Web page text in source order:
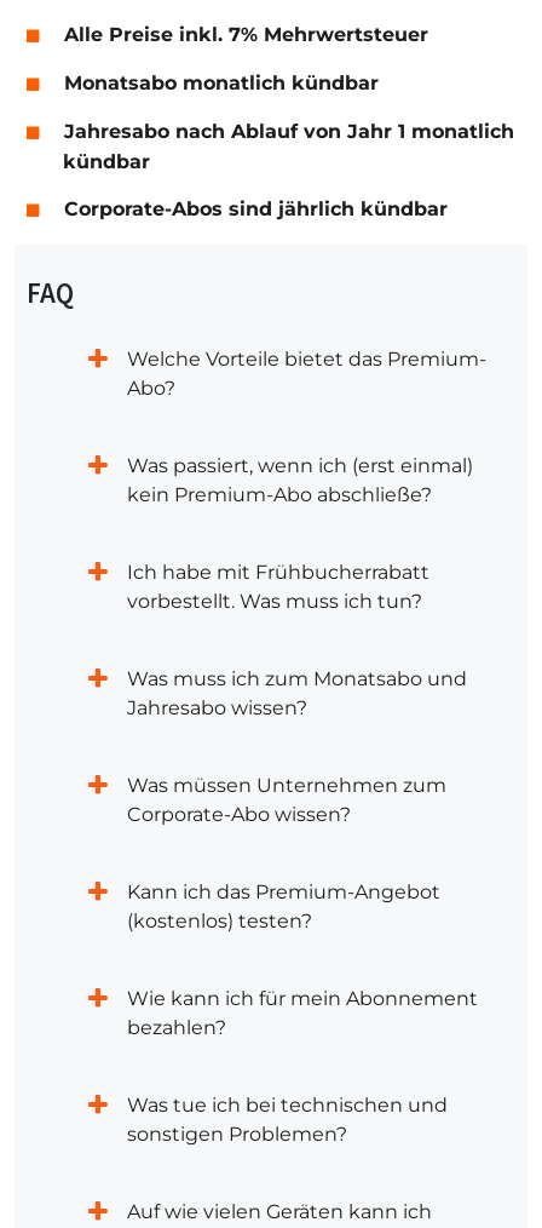
Alle Preise inkl. 7% Mehrwertsteuer
Monatsabo monatlich kündbar
Jahresabo nach Ablauf von Jahr 1 monatlich
kündbar
Corporate-Abos sind jährlich kündbar
FAQ
Welche Vorteile bietet das Premium-
Abo?
Was passiert, wenn ich (erst einmal)
kein Premium-Abo abschließe?
Ich habe mit Frühbucherrabatt
vorbestellt. Was muss ich tun?
Was muss ich zum Monatsabo und
Jahresabo wissen?
Was müssen Unternehmen zum
Corporate-Abo wissen?
Kann ich das Premium-Angebot
(kostenlos) testen?
Wie kann ich für mein Abonnement
bezahlen?
Was tue ich bei technischen und
sonstigen Problemen?
Auf wie vielen Geräten kann ich